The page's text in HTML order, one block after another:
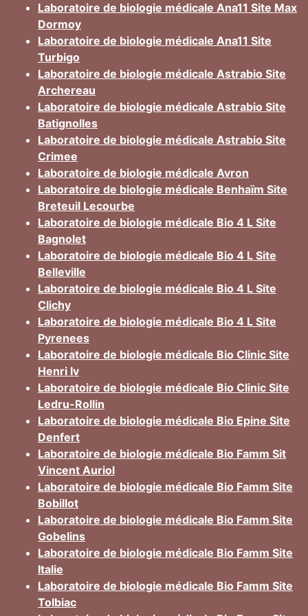
Laboratoire de biologie médicale Ana11 Site Max
Dormoy
Laboratoire de biologie médicale Ana11 Site
Turbigo
Laboratoire de biologie médicale Astrabio Site
Archereau
Laboratoire de biologie médicale Astrabio Site
Batignolles
Laboratoire de biologie médicale Astrabio Site
Crimee
Laboratoire de biologie médicale Avron
Laboratoire de biologie médicale Benhaïm Site
Breteuil Lecourbe
Laboratoire de biologie médicale Bio 4 L Site
Bagnolet
Laboratoire de biologie médicale Bio 4 L Site
Belleville
Laboratoire de biologie médicale Bio 4 L Site
Clichy
Laboratoire de biologie médicale Bio 4 L Site
Pyrenees
Laboratoire de biologie médicale Bio Clinic Site
Henri Iv
Laboratoire de biologie médicale Bio Clinic Site
Ledru-Rollin
Laboratoire de biologie médicale Bio Epine Site
Denfert
Laboratoire de biologie médicale Bio Famm Sit
Vincent Auriol
Laboratoire de biologie médicale Bio Famm Site
Bobillot
Laboratoire de biologie médicale Bio Famm Site
Gobelins
Laboratoire de biologie médicale Bio Famm Site
Italie
Laboratoire de biologie médicale Bio Famm Site
Tolbiac